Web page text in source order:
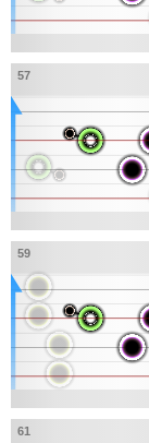
57
59
61